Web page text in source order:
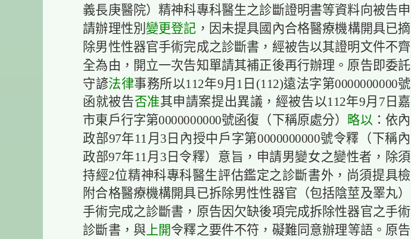
義長庚醫院）精神科專科醫生之診斷證明書等資料向被告申
請辦理性別 變更登記 ，因未提具國內合格醫療機構開具已摘
除男性性器官手術完成之診斷書，經被告以其證明文件不齊
全為由，開立一次告知單請其補正後再行辦理。原告即委託
守諺法律事務所以112年9月1日(112)遠法字第0000000000號
函就被告否准其申請案提出異議，經被告以112年9月7日嘉
市東戶行字第0000000000號函復（下稱原處分） 略以 ：依內
政部97年11月3日內授中戶字第0000000000號令釋（下稱內
政部97年11月3日令釋）意旨，申請男變女之變性者，除須
持經2位精神科專科醫生評估鑑定之診斷書外，尚須提具檢
附合格醫療機構開具已拆除男性性器官（包括陰莖及睪丸）
手術完成之診斷書，原告因欠缺後項完成拆除性器官之手術
診斷書，與 上開令釋之要件不符，礙難同意辦理等語。原告